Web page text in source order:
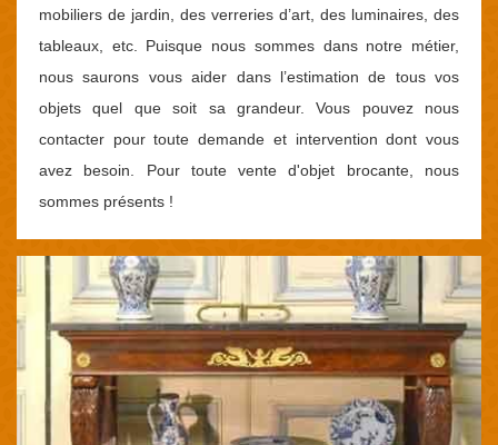
mobiliers de jardin, des verreries d’art, des luminaires, des
tableaux, etc. Puisque nous sommes dans notre métier,
nous saurons vous aider dans l’estimation de tous vos
objets quel que soit sa grandeur. Vous pouvez nous
contacter pour toute demande et intervention dont vous
avez besoin. Pour toute vente d'objet brocante, nous
sommes présents !